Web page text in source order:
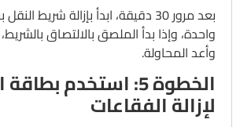
بعد مرور 30 دقيقة، ابدأ بإزالة شريط
واحدة، وإذا بدأ الملصق بالالتصاق
وأعد المحاولة.
الخطوة 5: استخدم
لإزالة الفقاعات